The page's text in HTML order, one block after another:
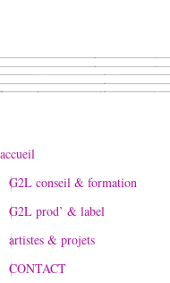
accueil
G2L conseil & formation
G2L prod’ & label
artistes & projets
CONTACT